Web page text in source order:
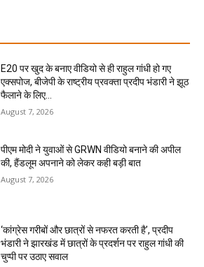
E20 पर खुद के बनाए वीडियो से ही राहुल गांधी हो गए
एक्सपोज, बीजेपी के राष्ट्रीय प्रवक्ता प्रदीप भंडारी ने झूठ
फैलाने के लिए...
August 7, 2026
पीएम मोदी ने युवाओं से GRWN वीडियो बनाने की अपील
की, हैंडलूम अपनाने को लेकर कही बड़ी बात
August 7, 2026
‘कांग्रेस गरीबों और छात्रों से नफरत करती है’, प्रदीप
भंडारी ने झारखंड में छात्रों के प्रदर्शन पर राहुल गांधी की
चुप्पी पर उठाए सवाल